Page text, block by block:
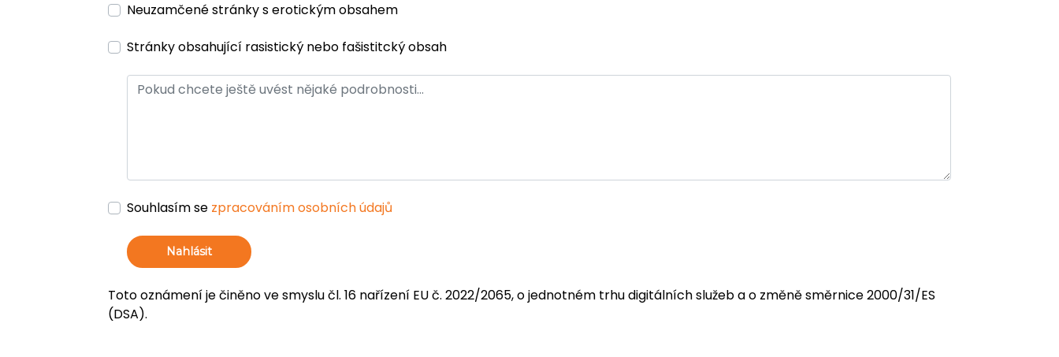
Neuzamčené stránky s erotickým obsahem
Stránky obsahující rasistický nebo fašistitcký obsah
Souhlasím se zpracováním osobních údajů
Nahlásit
Toto oznámení je činěno ve smyslu čl. 16 nařízení EU č. 2022/2065, o jednotném trhu digitálních služeb a o změně směrnice 2000/31/ES
(DSA).